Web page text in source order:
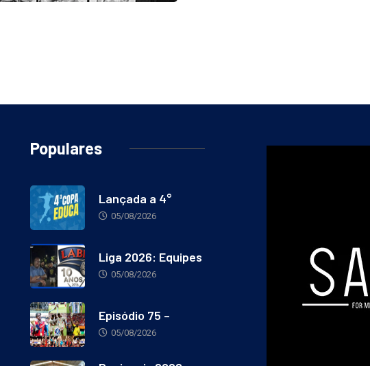
Populares
Lançada a 4°
05/08/2026
Liga 2026: Equipes
05/08/2026
Episódio 75 –
05/08/2026